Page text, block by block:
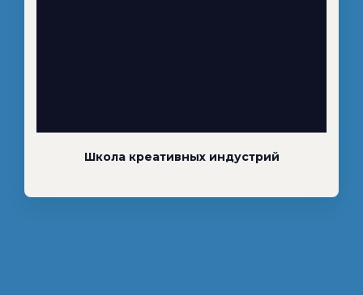
Школа креативных индустрий